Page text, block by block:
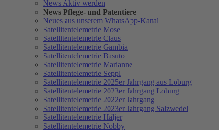
News Aktiv werden
News Pflege- und Patentiere
Neues aus unserem WhatsApp-Kanal
Satellitentelemetrie Mose
Satellitentelemetrie Claus
Satellitentelemetrie Gambia
Satellitentelemetrie Basuto
Satellitentelemetrie Marianne
Satellitentelemetrie Seppl
Satellitentelemetrie 2025er Jahrgang aus Loburg
Satellitentelemetrie 2023er Jahrgang Loburg
Satellitentelemetrie 2022er Jahrgang
Satellitentelemetrie 2023er Jahrgang Salzwedel
Satellitentelemetrie Håljer
Satellitentelemetrie Nobby